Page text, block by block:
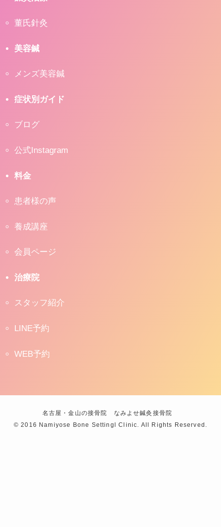
董氏針灸
美容鍼
メンズ美容鍼
症状別ガイド
ブログ
公式Instagram
料金
患者様の声
養成講座
会員ページ
治療院
スタッフ紹介
LINE予約
WEB予約
名古屋・金山の接骨院 なみよせ鍼灸接骨院
© 2016 Namiyose Bone Settingl Clinic. All Rights Reserved.